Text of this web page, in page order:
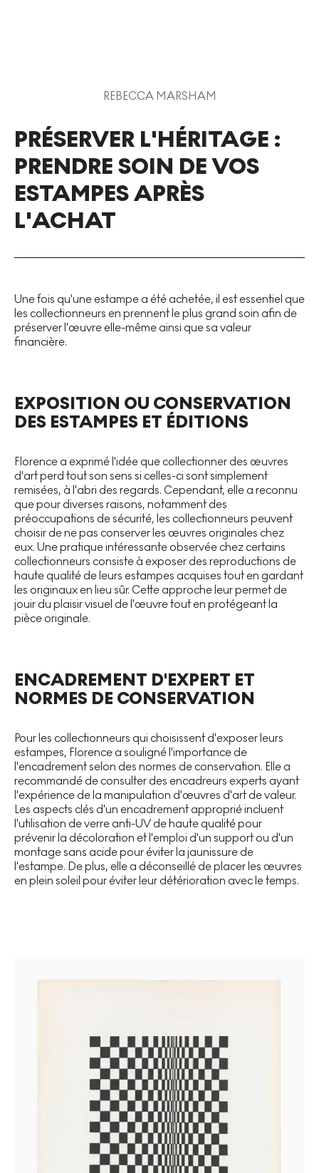
REBECCA MARSHAM
PRÉSERVER L'HÉRITAGE :
PRENDRE SOIN DE VOS
ESTAMPES APRÈS
L'ACHAT
Une fois qu'une estampe a été achetée, il est essentiel que
les collectionneurs en prennent le plus grand soin afin de
préserver l'œuvre elle-même ainsi que sa valeur
financière.
EXPOSITION OU CONSERVATION
DES ESTAMPES ET ÉDITIONS
Florence a exprimé l'idée que collectionner des œuvres
d'art perd tout son sens si celles-ci sont simplement
remisées, à l'abri des regards. Cependant, elle a reconnu
que pour diverses raisons, notamment des
préoccupations de sécurité, les collectionneurs peuvent
choisir de ne pas conserver les œuvres originales chez
eux. Une pratique intéressante observée chez certains
collectionneurs consiste à exposer des reproductions de
haute qualité de leurs estampes acquises tout en gardant
les originaux en lieu sûr. Cette approche leur permet de
jouir du plaisir visuel de l'œuvre tout en protégeant la
pièce originale.
ENCADREMENT D'EXPERT ET
NORMES DE CONSERVATION
Pour les collectionneurs qui choisissent d'exposer leurs
estampes, Florence a souligné l'importance de
l'encadrement selon des normes de conservation. Elle a
recommandé de consulter des encadreurs experts ayant
l'expérience de la manipulation d'œuvres d'art de valeur.
Les aspects clés d'un encadrement approprié incluent
l'utilisation de verre anti-UV de haute qualité pour
prévenir la décoloration et l'emploi d'un support ou d'un
montage sans acide pour éviter la jaunissure de
l'estampe. De plus, elle a déconseillé de placer les œuvres
en plein soleil pour éviter leur détérioration avec le temps.